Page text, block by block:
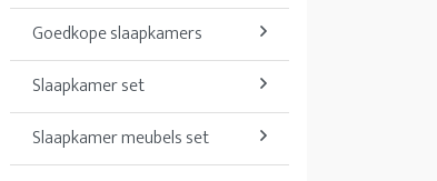
Goedkope slaapkamers
Slaapkamer set
Slaapkamer meubels set